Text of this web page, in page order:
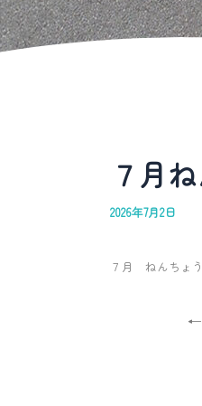
７月
2026年7月2日
７月 ねんちょ
←